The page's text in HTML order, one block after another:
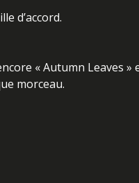
d’accord.
« Autumn Leaves »
morceau.